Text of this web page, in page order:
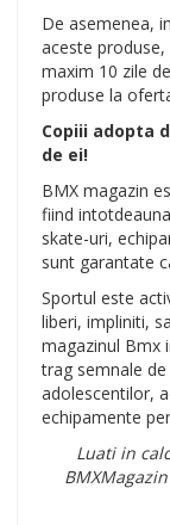
De asemenea,
aceste
maxim 10 zile
produse la
Copiii adopta
de ei!
BMX magazin
fiind
skate-uri,
sunt garantate
Sportul este
liberi, impliniti,
magazinul Bmx
trag semnale
adolescentilor,
echipamente
Luati in